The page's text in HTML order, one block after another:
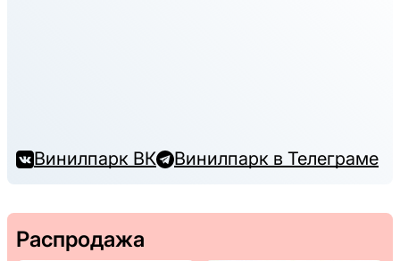
Винилпарк ВК Винилпарк в Телеграме
Распродажа